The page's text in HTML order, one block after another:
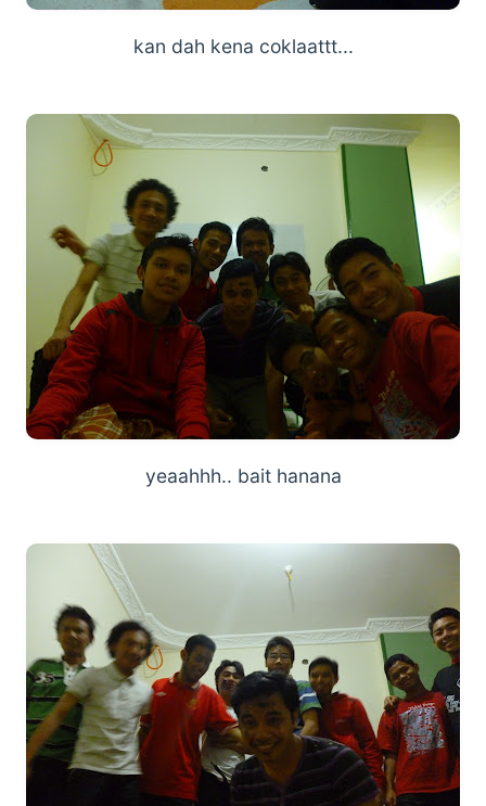
kan dah kena coklaattt...
yeaahhh.. bait hanana